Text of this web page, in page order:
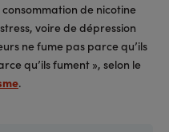
de nicotine
voire de dépression
ne fume pas parce qu’ils
qu’ils fument », selon le
.